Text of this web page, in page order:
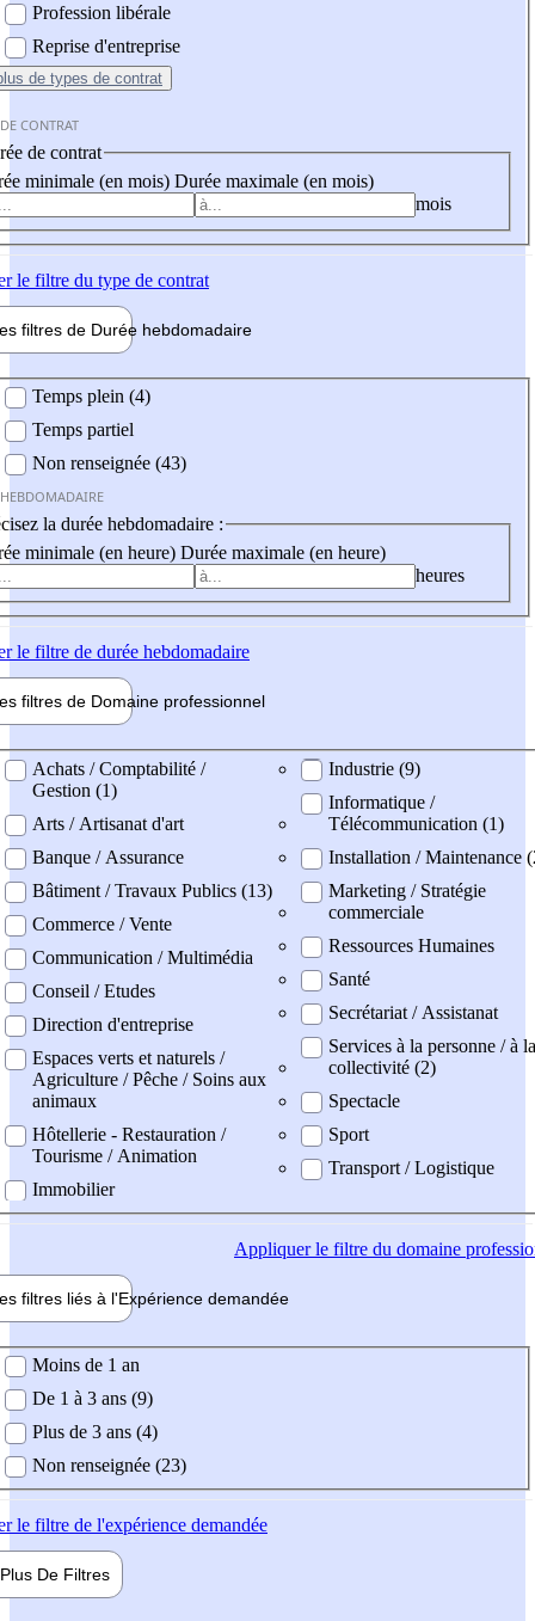
Profession libérale
Reprise d'entreprise
de types de contrat
CONTRAT
de contrat
minimale (en mois) Durée maximale (en mois)
mois
le filtre du type de contrat
filtres de Durée hebdomadaire
Temps plein (4)
Temps partiel
Non renseignée (43)
la durée hebdomadaire :
minimale (en heure) Durée maximale (en heure)
heures
le filtre de durée hebdomadaire
filtres de Domaine professionnel
professionel
Achats / Comptabilité /
Gestion (1)
Arts / Artisanat d'art
Banque / Assurance
Bâtiment / Travaux Publics (13)
Commerce / Vente
Communication / Multimédia
Conseil / Etudes
Direction d'entreprise
Espaces verts et naturels /
Agriculture / Pêche / Soins aux
animaux
Hôtellerie - Restauration /
Tourisme / Animation
Immobilier
Industrie (9)
Informatique /
Télécommunication (1)
Installation / Maintenance
Marketing / Stratégie
commerciale
Ressources Humaines
Santé
Secrétariat / Assistanat
Services à la personne / à la
collectivité (2)
Spectacle
Sport
Transport / Logistique
Appliquerle filtre du domaine
filtres liés à l'Expérience demandée
demandée
Moins de 1 an
De 1 à 3 ans (9)
Plus de 3 ans (4)
Non renseignée (23)
le filtre de l'expérience demandée
Plus De Filtres